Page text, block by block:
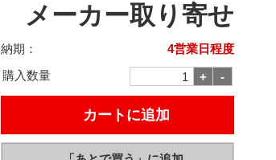
メーカー取り寄せ
納期：
4営業日程度
購入数量